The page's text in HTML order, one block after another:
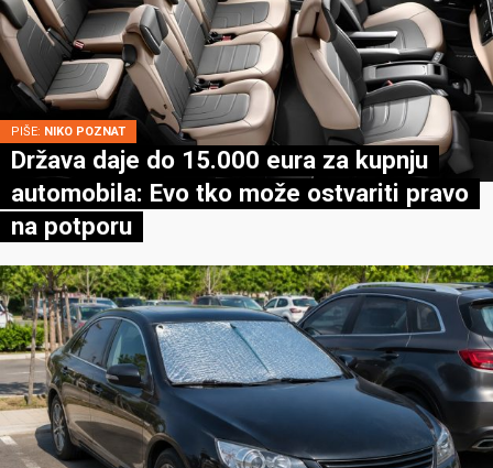
PIŠE: NIKO POZNAT
Država daje do 15.000 eura za kupnju
automobila: Evo tko može ostvariti pravo
na potporu